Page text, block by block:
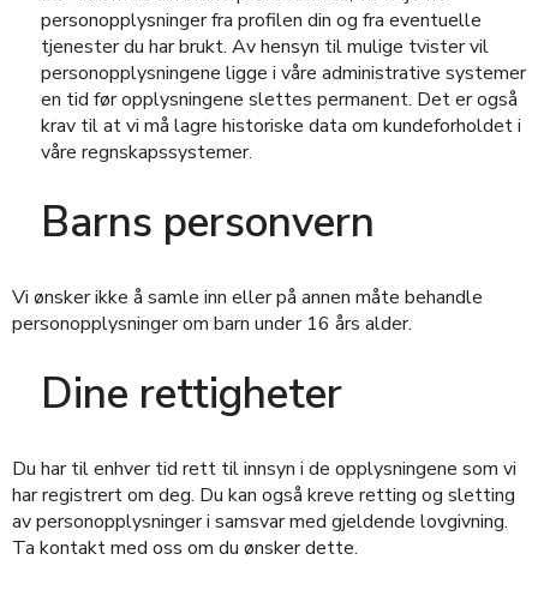
personopplysninger fra profilen din og fra eventuelle
tjenester du har brukt. Av hensyn til mulige tvister vil
personopplysningene ligge i våre administrative systemer
en tid før opplysningene slettes permanent. Det er også
krav til at vi må lagre historiske data om kundeforholdet i
våre regnskapssystemer.
Barns personvern
Vi ønsker ikke å samle inn eller på annen måte behandle
personopplysninger om barn under 16 års alder.
Dine rettigheter
Du har til enhver tid rett til innsyn i de opplysningene som vi
har registrert om deg. Du kan også kreve retting og sletting
av personopplysninger i samsvar med gjeldende lovgivning.
Ta kontakt med oss om du ønsker dette.